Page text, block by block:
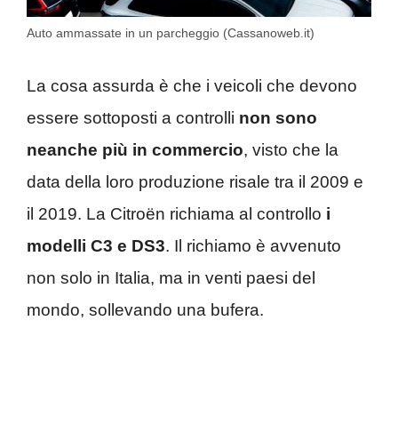
Auto ammassate in un parcheggio (Cassanoweb.it)
La cosa assurda è che i veicoli che devono
essere sottoposti a controlli non sono
neanche più in commercio, visto che la
data della loro produzione risale tra il 2009 e
il 2019. La Citroën richiama al controllo i
modelli C3 e DS3. Il richiamo è avvenuto
non solo in Italia, ma in venti paesi del
mondo, sollevando una bufera.